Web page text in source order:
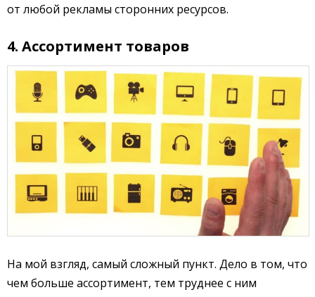
от любой рекламы сторонних ресурсов.
4. Ассортимент товаров
На мой взгляд, самый сложный пункт. Дело в том, что
чем больше ассортимент, тем труднее с ним